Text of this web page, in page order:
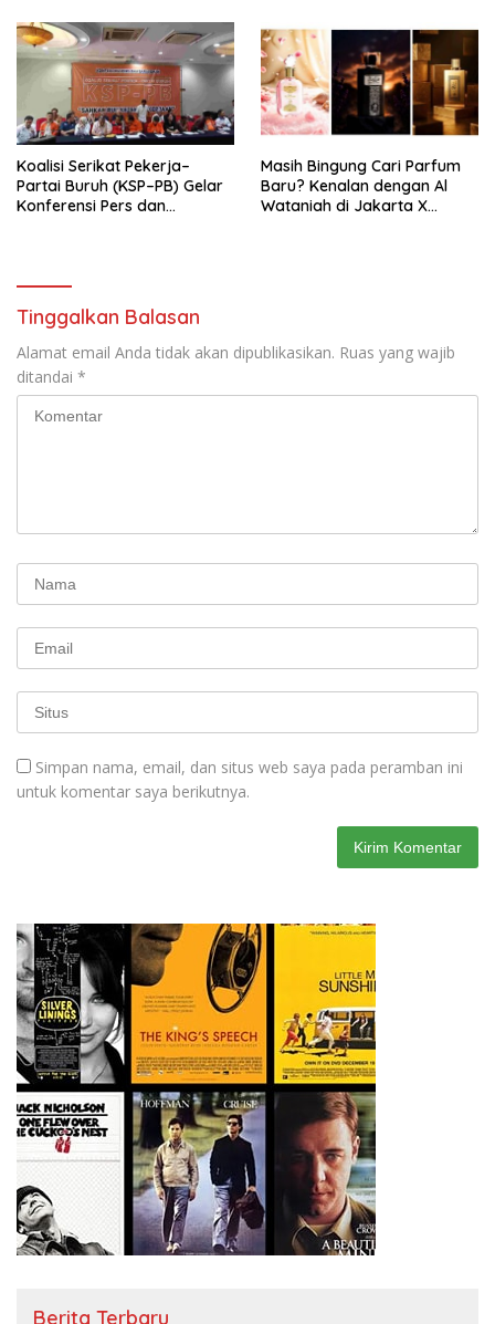
Tema: “Penguatan dan
Pengembangan Organisasi
KBI yang Berbasis Riset di
seluruh Indonesia dan
Mancanegara”.
Koalisi Serikat Pekerja–
Partai Buruh (KSP–PB) Gelar
Konferensi Pers dan
RUU Ketenagakerjaan Baru.
Masih Bingung Cari Parfum
Baru? Kenalan dengan Al
Wataniah di Jakarta X
Tinggalkan Balasan
Alamat email Anda tidak akan dipublikasikan. Ruas yang wajib
ditandai *
Simpan nama, email, dan situs web saya pada peramban ini
untuk komentar saya berikutnya.
Berita Terbaru